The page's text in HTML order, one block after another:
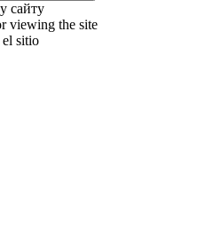
сайту
viewing the site
sitio